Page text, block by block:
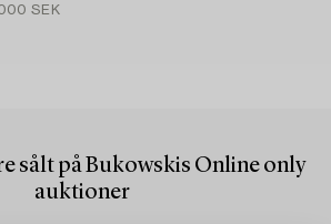
SEK
sålt på Bukowskis Online only
auktioner